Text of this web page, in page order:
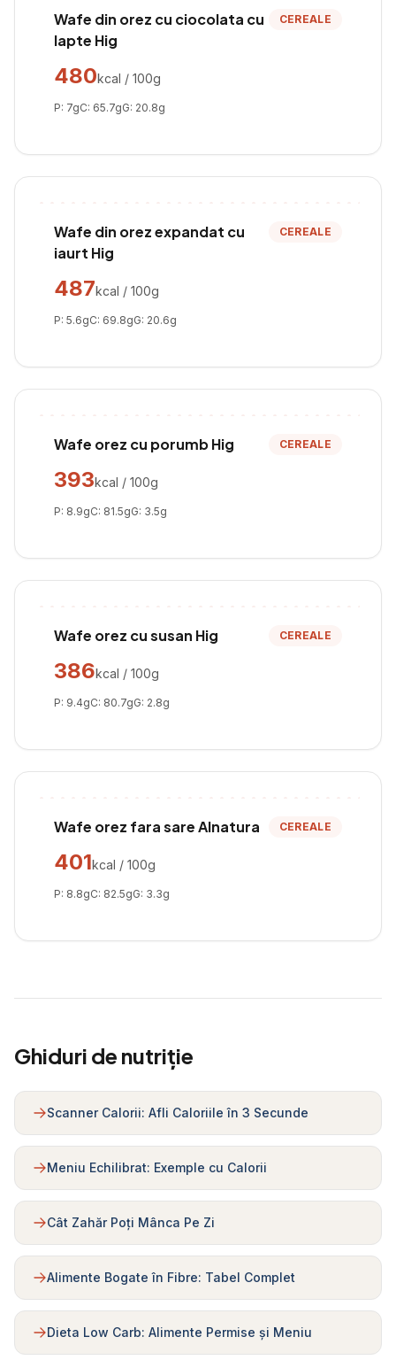
Wafe din orez cu ciocolata cu
lapte Hig
CEREALE
480kcal / 100g
P: 7gC: 65.7gG: 20.8g
Wafe din orez expandat cu
iaurt Hig
CEREALE
487kcal / 100g
P: 5.6gC: 69.8gG: 20.6g
Wafe orez cu porumb Hig CEREALE
393kcal / 100g
P: 8.9gC: 81.5gG: 3.5g
Wafe orez cu susan Hig CEREALE
386kcal / 100g
P: 9.4gC: 80.7gG: 2.8g
Wafe orez fara sare Alnatura CEREALE
401kcal / 100g
P: 8.8gC: 82.5gG: 3.3g
Ghiduri de nutriție
Scanner Calorii: Afli Caloriile în 3 Secunde
Meniu Echilibrat: Exemple cu Calorii
Cât Zahăr Poți Mânca Pe Zi
Alimente Bogate în Fibre: Tabel Complet
Dieta Low Carb: Alimente Permise și Meniu